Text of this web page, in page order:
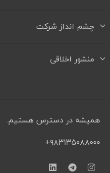
چشم انداز شرکت
منشور اخلاقی
همیشه در دسترس هستیم.
۹۸۳۱۳۵۰۸۸۰۰۰+